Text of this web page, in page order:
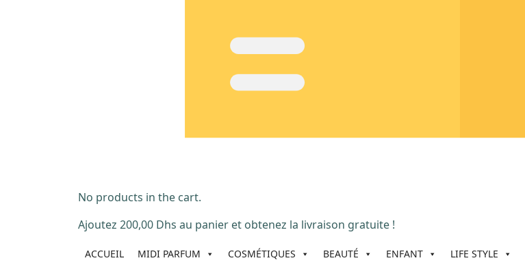
No products in the cart.
Ajoutez 200,00 Dhs au panier et obtenez la livraison gratuite !
ACCUEIL MIDI PARFUM COSMÉTIQUES BEAUTÉ ENFANT LIFE STYLE